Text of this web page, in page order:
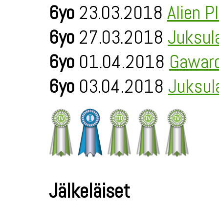
6yo 23.03.2018 Alien
6yo 27.03.2018
6yo 01.04.2018
6yo 03.04.2018
Jälkeläiset